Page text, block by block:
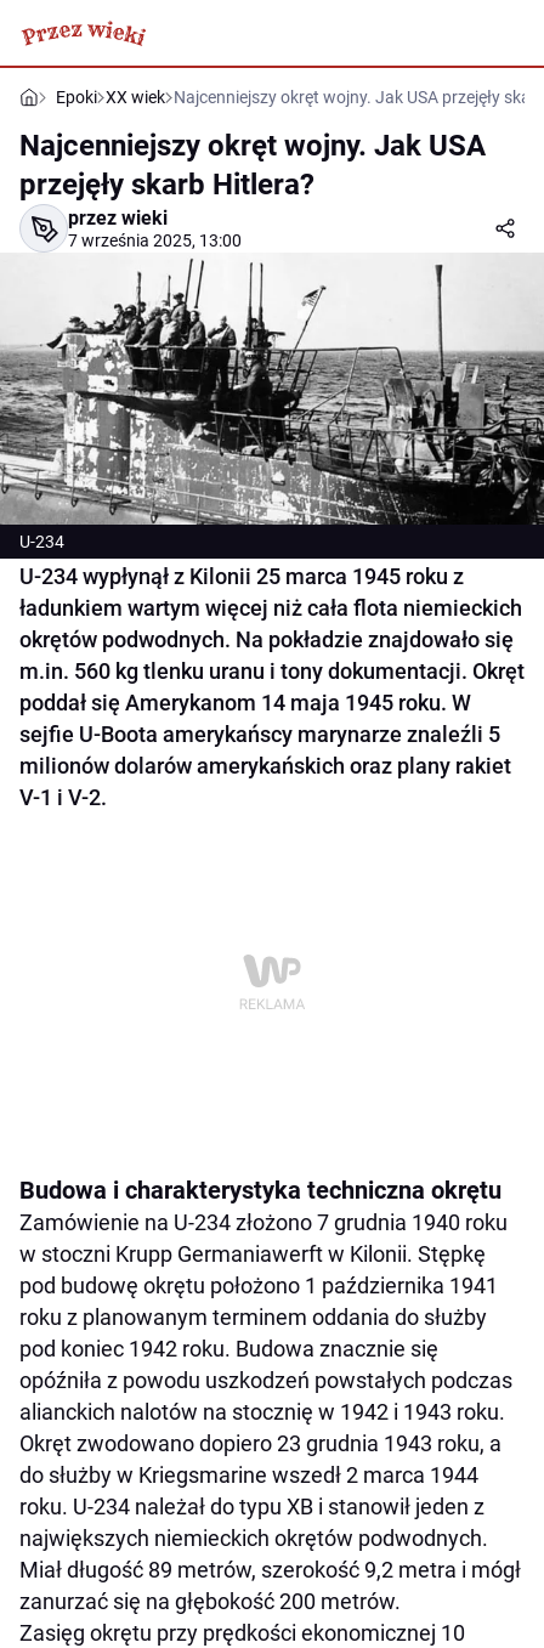
Epoki XX wiek Najcenniejszy okręt wojny. Jak USA przejęły
Najcenniejszy okręt wojny. Jak USA
przejęły skarb Hitlera?
przez wieki
7 września 2025, 13:00
U-234
U-234 wypłynął z Kilonii 25 marca 1945 roku z
ładunkiem wartym więcej niż cała flota niemieckich
okrętów podwodnych. Na pokładzie znajdowało się
m.in. 560 kg tlenku uranu i tony dokumentacji. Okręt
poddał się Amerykanom 14 maja 1945 roku. W
sejfie U-Boota amerykańscy marynarze znaleźli 5
milionów dolarów amerykańskich oraz plany rakiet
V-1 i V-2.
Budowa i charakterystyka techniczna okrętu
Zamówienie na U-234 złożono 7 grudnia 1940 roku
w stoczni Krupp Germaniawerft w Kilonii. Stępkę
pod budowę okrętu położono 1 października 1941
roku z planowanym terminem oddania do służby
pod koniec 1942 roku. Budowa znacznie się
opóźniła z powodu uszkodzeń powstałych podczas
alianckich nalotów na stocznię w 1942 i 1943 roku.
Okręt zwodowano dopiero 23 grudnia 1943 roku, a
do służby w Kriegsmarine wszedł 2 marca 1944
roku. U-234 należał do typu XB i stanowił jeden z
największych niemieckich okrętów podwodnych.
Miał długość 89 metrów, szerokość 9,2 metra i mógł
zanurzać się na głębokość 200 metrów.
Zasięg okrętu przy prędkości ekonomicznej 10